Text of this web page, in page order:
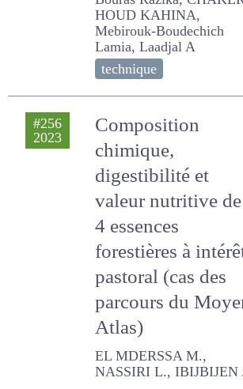
(EL TARF, Algérie)
Bouras Razika, CHAKER
HOUD KAHINA, Mebirouk-
Boudechich Lamia, Laadjal
A
technique
Composition
chimique,
digestibilité et
valeur nutritive de
4 essences
forestières à
intérêt pastoral
(cas des parcours
du Moyen Atlas)